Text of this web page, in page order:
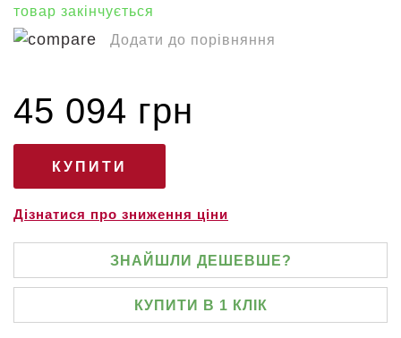
товар закінчується
Додати до порівняння
45 094 грн
Дізнатися про зниження ціни
ЗНАЙШЛИ ДЕШЕВШЕ?
КУПИТИ В 1 КЛІК